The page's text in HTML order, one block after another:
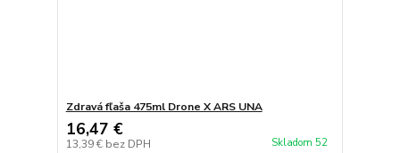
Zdravá fľaša 475ml Drone X ARS UNA
16,47 €
13,39 € bez DPH Skladom 52